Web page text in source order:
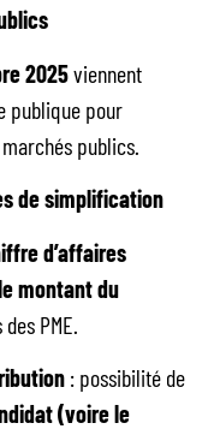
2025viennent
publique pour
publics.
de simplification
d’affaires
montant du
PME.
: possibilité de
(voire le